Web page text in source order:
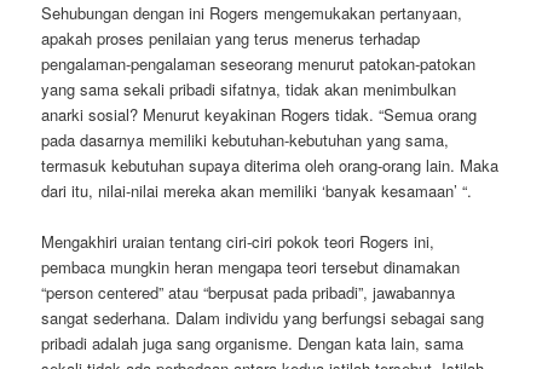
Sehubungan dengan ini Rogers mengemukakan pertanyaan,
apakah proses penilaian yang terus menerus terhadap
pengalaman-pengalaman seseorang menurut patokan-patokan
yang sama sekali pribadi sifatnya, tidak akan menimbulkan
anarki sosial? Menurut keyakinan Rogers tidak. “Semua orang
pada dasarnya memiliki kebutuhan-kebutuhan yang sama,
termasuk kebutuhan supaya diterima oleh orang-orang lain. Maka
dari itu, nilai-nilai mereka akan memiliki ‘banyak kesamaan’ “.
Mengakhiri uraian tentang ciri-ciri pokok teori Rogers ini,
pembaca mungkin heran mengapa teori tersebut dinamakan
“person centered” atau “berpusat pada pribadi”, jawabannya
sangat sederhana. Dalam individu yang berfungsi sebagai sang
pribadi adalah juga sang organisme. Dengan kata lain, sama